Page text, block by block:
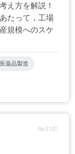
え方を解説！
たって，工場
規模へのスケ
医薬品製造
No.3207